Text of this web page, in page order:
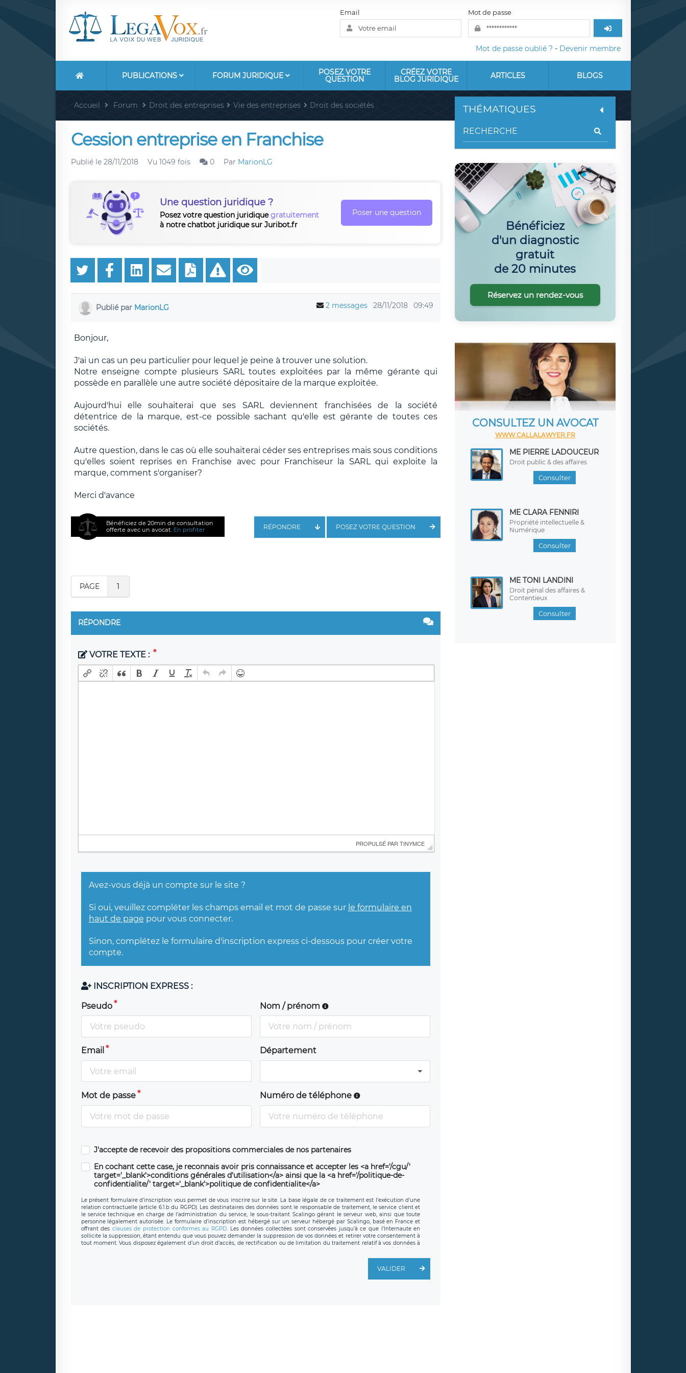
Email Mot de passe
Mot de passe oublié ? - Devenir membre
PUBLICATIONS FORUM JURIDIQUE POSEZ VOTRE
QUESTION
CRÉEZ VOTRE
BLOG JURIDIQUE ARTICLES BLOGS
Accueil Forum Droit des entreprises Vie des entreprises Droit des sociétés
Cession entreprise en Franchise
Publié le 28/11/2018 Vu 1049 fois 0 Par MarionLG
Une question juridique ?
Posez votre question juridiquegratuitement
à notre chatbot juridique sur Juribot.fr
Poser une question
Publié par MarionLG 2 messages 28/11/2018 09:49
Bonjour,
J'ai un cas un peu particulier pour lequel je peine à trouver une solution.
Notre enseigne compte plusieurs SARL toutes exploitées par la même gérante qui
possède en parallèle une autre société dépositaire de la marque exploitée.
Aujourd'hui elle souhaiterai que ses SARL deviennent franchisées de la société
détentrice de la marque, est-ce possible sachant qu'elle est gérante de toutes ces
sociétés.
Autre question, dans le cas où elle souhaiterai céder ses entreprises mais sous conditions
qu'elles soient reprises en Franchise avec pour Franchiseur la SARL qui exploite la
marque, comment s'organiser?
Merci d'avance
Bénéficiez de 20min de consultation
offerte avec un avocat. En profiter POSEZ VOTRE QUESTION
RÉPONDRE
PAGE 1
RÉPONDRE
VOTRE TEXTE :
PROPULSÉ PAR TINYMCE
Avez-vous déjà un compte sur le site ?
Si oui, veuillez compléter les champs email et mot de passe sur le formulaire en
haut de page pour vous connecter.
Sinon, complétez le formulaire d'inscription express ci-dessous pour créer votre
compte.
INSCRIPTION EXPRESS :
Pseudo Nom / prénom
Email Département
Mot de passe Numéro de téléphone
J'accepte de recevoir des propositions commerciales de nos partenaires
En cochant cette case, je reconnais avoir pris connaissance et accepter les <a href='/cgu/'
target='_blank'>conditions générales d'utilisation</a> ainsi que la <a href='/politique-de-
confidentialite/' target='_blank'>politique de confidentialite</a>
Le présent formulaire d’inscription vous permet de vous inscrire sur le site. La base légale de ce traitement est l’exécution d’une
relation contractuelle (article 6.1.b du RGPD). Les destinataires des données sont le responsable de traitement, le service client et
le service technique en charge de l’administration du service, le sous-traitant Scalingo gérant le serveur web, ainsi que toute
personne légalement autorisée. Le formulaire d’inscription est hébergé sur un serveur hébergé par Scalingo, basé en France et
offrant des clauses de protection conformes au RGPD. Les données collectées sont conservées jusqu’à ce que l’Internaute en
sollicite la suppression, étant entendu que vous pouvez demander la suppression de vos données et retirer votre consentement à
tout moment. Vous disposez également d’un droit d’accès, de rectification ou de limitation du traitement relatif à vos données à
caractère personnel, ainsi que d’un droit à la portabilité de vos données. Vous pouvez exercer ces droits auprès du délégué à la
protection des données de LÉGAVOX qui exerce au siège social de LÉGAVOX et est joignable à l’adresse mail suivante :
joignable à l’adresse mail : responsabledetraitement@legavox.fr. Vous avez également le droit d’introduire une réclamation
VALIDER
THÉMATIQUES
Bénéficiez
d'un diagnostic
gratuit
de 20 minutes
Réservez un rendez-vous
CONSULTEZ UN AVOCAT
WWW.CALLALAWYER.FR
ME PIERRE LADOUCEUR
Droit public & des affaires
Consulter
ME CLARA FENNIRI
Propriété intellectuelle &
Numérique
Consulter
ME TONI LANDINI
Droit pénal des affaires &
Contentieux
Consulter